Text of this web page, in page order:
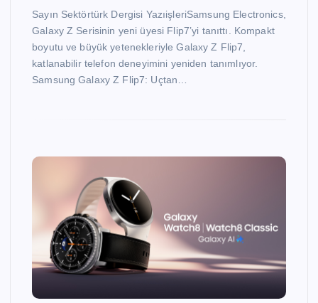
Sayın Sektörtürk Dergisi YazıişleriSamsung Electronics,
Galaxy Z Serisinin yeni üyesi Flip7’yi tanıttı. Kompakt
boyutu ve büyük yetenekleriyle Galaxy Z Flip7,
katlanabilir telefon deneyimini yeniden tanımlıyor.
Samsung Galaxy Z Flip7: Uçtan…